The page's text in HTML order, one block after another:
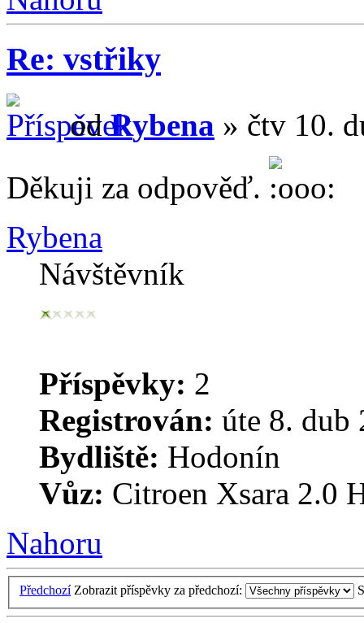
Re: vstřiky
odRybena » čtv 10.
Děkuji za odpověď.
Rybena
Návštěvník
Příspěvky: 2
Registrován: úte 8. dub
Bydliště: Hodonín
Vůz: Citroen Xsara 2.0
Nahoru
Předchozí Zobrazit příspěvky za předchozí: